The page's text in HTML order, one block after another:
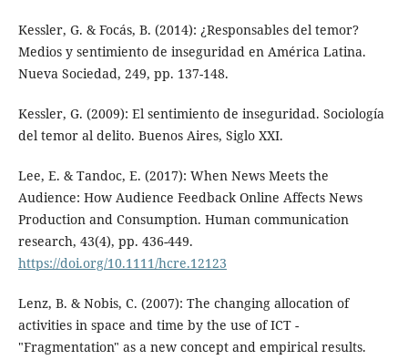
Kessler, G. & Focás, B. (2014): ¿Responsables del temor?
Medios y sentimiento de inseguridad en América Latina.
Nueva Sociedad, 249, pp. 137-148.
Kessler, G. (2009): El sentimiento de inseguridad. Sociología
del temor al delito. Buenos Aires, Siglo XXI.
Lee, E. & Tandoc, E. (2017): When News Meets the
Audience: How Audience Feedback Online Affects News
Production and Consumption. Human communication
research, 43(4), pp. 436-449.
https://doi.org/10.1111/hcre.12123
Lenz, B. & Nobis, C. (2007): The changing allocation of
activities in space and time by the use of ICT -
"Fragmentation" as a new concept and empirical results.